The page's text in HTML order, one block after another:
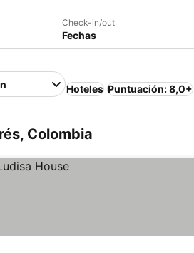
Check-in/out
Fechas
Hoteles Puntuación: 8,0+
Colombia